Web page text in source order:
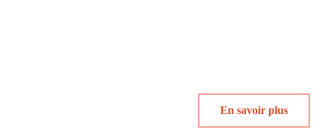
En savoir plus